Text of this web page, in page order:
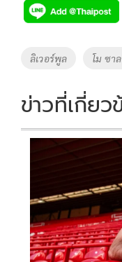
Tags
ลิเวอร์พูล โม ซา
ข่าวที่เกี่ยว